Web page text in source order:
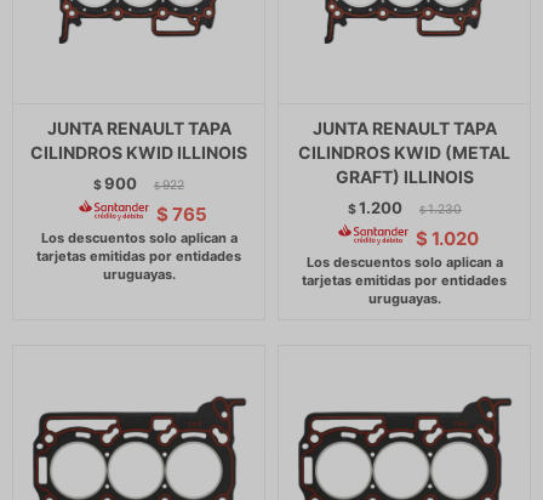
JUNTA RENAULT TAPA
CILINDROS KWID ILLINOIS
$900 $ 922
$ 765
JUNTA RENAULT TAPA
CILINDROS KWID (METAL
GRAFT) ILLINOIS
$1.200 $ 1.230
$ 1.020